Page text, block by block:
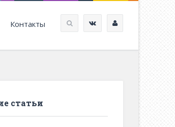
Контакты
статьи